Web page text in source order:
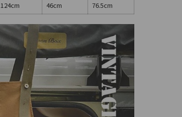
124cm 46cm 76.5cm